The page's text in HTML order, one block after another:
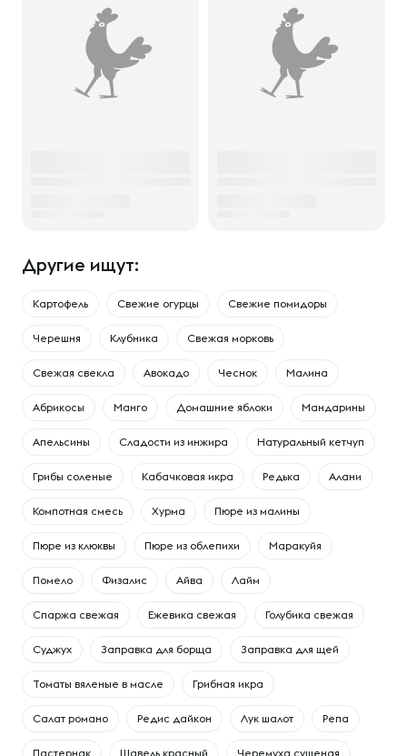
Другие ищут:
Картофель Свежие огурцы Свежие помидоры
Черешня Клубника Свежая морковь
Свежая свекла Авокадо Чеснок Малина
Абрикосы Манго Домашние яблоки Мандарины
Апельсины Сладости из инжира Натуральный кетчуп
Грибы соленые Кабачковая икра Редька Алани
Компотная смесь Хурма Пюре из малины
Пюре из клюквы Пюре из облепихи Маракуйя
Помело Физалис Айва Лайм
Спаржа свежая Ежевика свежая Голубика свежая
Суджух Заправка для борща Заправка для щей
Томаты вяленые в масле Грибная икра
Салат романо Редис дайкон Лук шалот Репа
Пастернак Щавель красный Черемуха сушеная